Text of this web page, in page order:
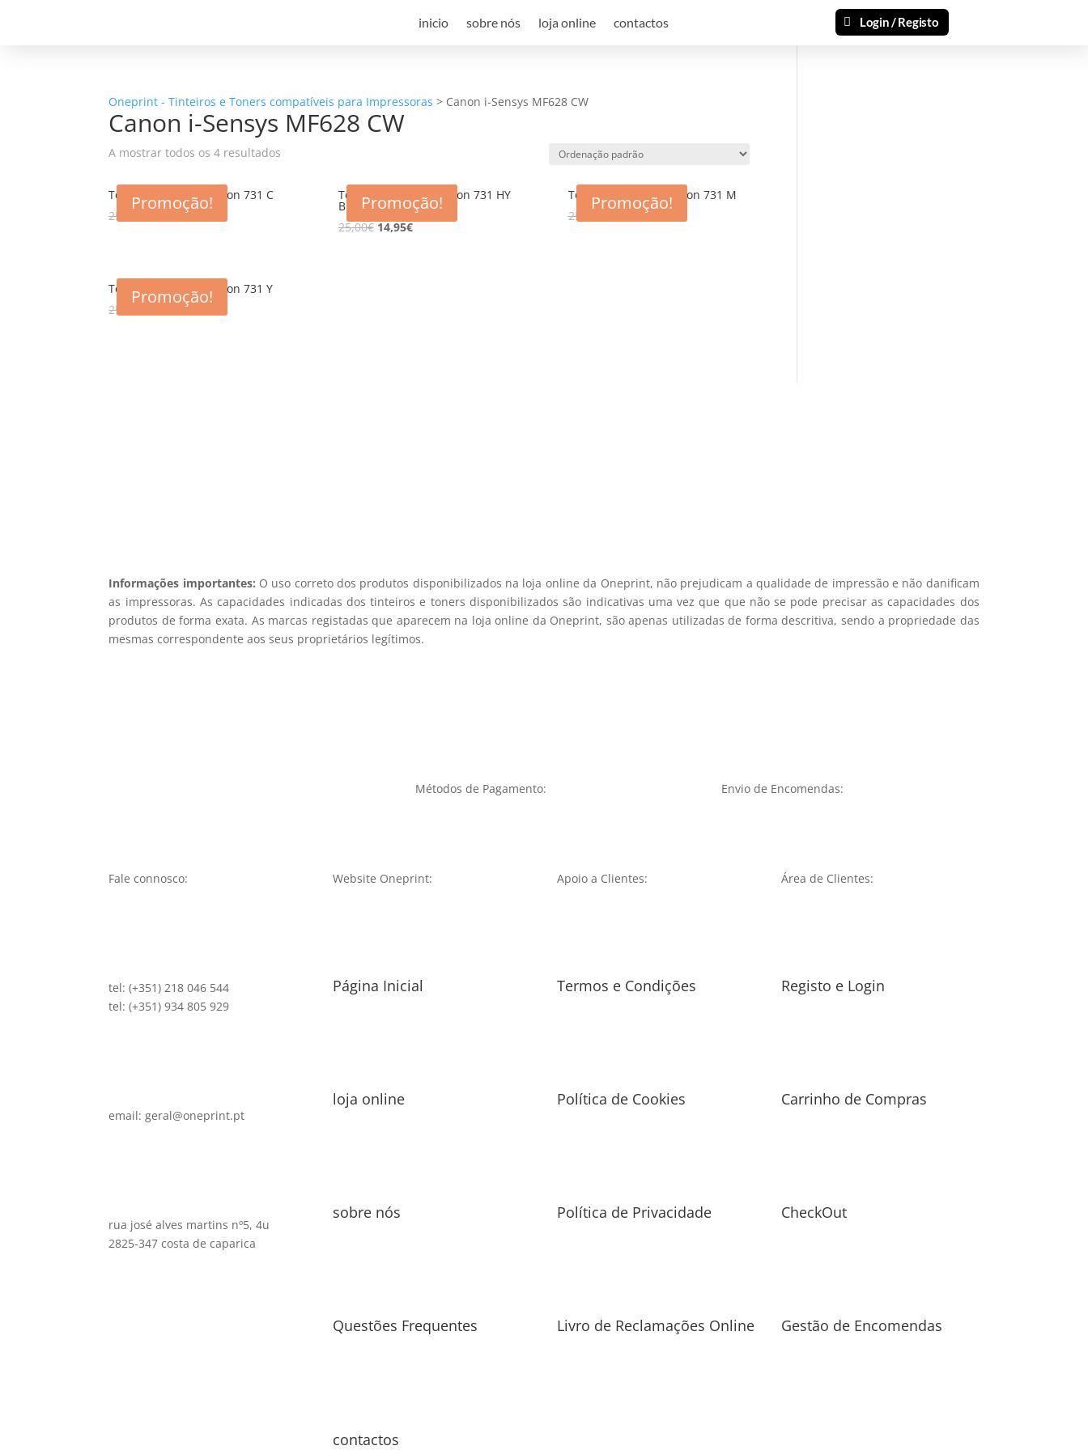
inicio sobre nós loja online contactos Login / Registo
Oneprint - Tinteiros e Toners compatíveis para Impressoras > Canon i-Sensys MF628 CW
Canon i-Sensys MF628 CW
A mostrar todos os 4 resultados
Promoção!
Toner compativel Canon 731 C
25,00
Promoção!
Toner compativel Canon 731 HY
BK
25,00€ 14,95€
Promoção!
Toner compativel Canon 731 M
25,00
Promoção!
Toner compativel Canon 731 Y
25,00
Informações importantes: O uso correto dos produtos disponibilizados na loja online da Oneprint, não prejudicam a qualidade de impressão e não danificam
as impressoras. As capacidades indicadas dos tinteiros e toners disponibilizados são indicativas uma vez que que não se pode precisar as capacidades dos
produtos de forma exata. As marcas registadas que aparecem na loja online da Oneprint, são apenas utilizadas de forma descritiva, sendo a propriedade das
mesmas correspondente aos seus proprietários legítimos.
Métodos de Pagamento: Envio de Encomendas:
Fale connosco:
tel: (+351) 218 046 544
tel: (+351) 934 805 929
email: geral@oneprint.pt
rua josé alves martins nº5, 4u
2825-347 costa de caparica
Website Oneprint:
Página Inicial
loja online
sobre nós
Questões Frequentes
contactos
Apoio a Clientes:
Termos e Condições
Política de Cookies
Política de Privacidade
Livro de Reclamações Online
Área de Clientes:
Registo e Login
Carrinho de Compras
CheckOut
Gestão de Encomendas